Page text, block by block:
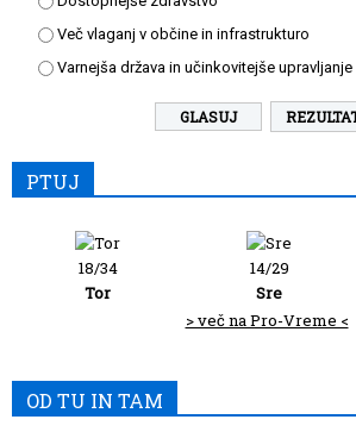
Več vlaganj v občine in infrastrukturo
Varnejša država in učinkovitejše upravljanje
PTUJ
18/34
Tor
14/29
Sre
> več na Pro-Vreme <
OD TU IN TAM